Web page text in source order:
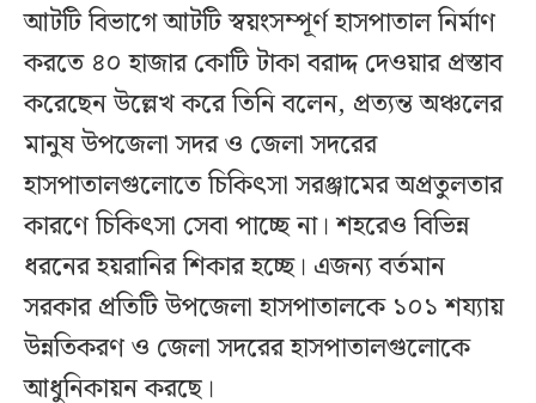
আটটি বিভাগে আটটি স্বয়ংসম্পূর্ণ হাসপাতাল নির্মাণ
করতে ৪০ হাজার কোটি টাকা বরাদ্দ দেওয়ার প্রস্তাব
করেছেন উল্লেখ করে তিনি বলেন, প্রত্যন্ত অঞ্চলের
মানুষ উপজেলা সদর ও জেলা সদরের
হাসপাতালগুলোতে চিকিৎসা সরঞ্জামের অপ্রতুলতার
কারণে চিকিৎসা সেবা পাচ্ছে না। শহরেও বিভিন্ন
ধরনের হয়রানির শিকার হচ্ছে। এজন্য বর্তমান
সরকার প্রতিটি উপজেলা হাসপাতালকে ১০১ শয্যায়
উন্নতিকরণ ও জেলা সদরের হাসপাতালগুলোকে
আধুনিকায়ন করছে।